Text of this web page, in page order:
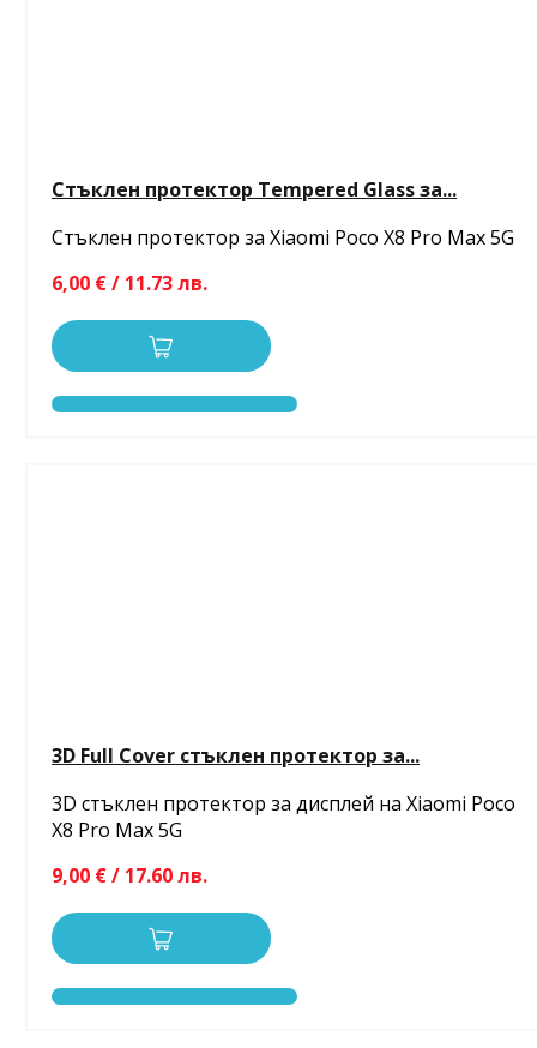
Стъклен протектор Tempered Glass за...
Стъклен протектор за Xiaomi Poco X8 Pro Max 5G
6,00 € / 11.73 лв.
3D Full Cover стъклен протектор за...
3D стъклен протектор за дисплей на Xiaomi Poco
X8 Pro Max 5G
9,00 € / 17.60 лв.